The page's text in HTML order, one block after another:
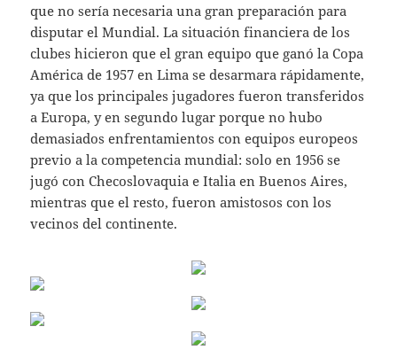
que no sería necesaria una gran preparación para
disputar el Mundial. La situación financiera de los
clubes hicieron que el gran equipo que ganó la Copa
América de 1957 en Lima se desarmara rápidamente,
ya que los principales jugadores fueron transferidos
a Europa, y en segundo lugar porque no hubo
demasiados enfrentamientos con equipos europeos
previo a la competencia mundial: solo en 1956 se
jugó con Checoslovaquia e Italia en Buenos Aires,
mientras que el resto, fueron amistosos con los
vecinos del continente.